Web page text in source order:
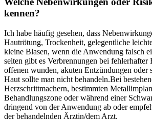
kennen?
Ich habe häufig⁤ gesehen, dass
Hautrötung, ⁣Trockenheit, gelegentliche
kleine Blasen, wenn die Anwendung falsch
selten⁢ gibt es Verbrennungen bei fehlerhafter
offenen wunden, akuten Entzündungen oder
Haut sollte man nicht behandeln.Bei
Herzschrittmachern, bestimmten
Behandlungszone oder während einer
dringend von der Anwendung ⁣ab oder
der ⁣behandelnden Ärztin/dem Arzt.